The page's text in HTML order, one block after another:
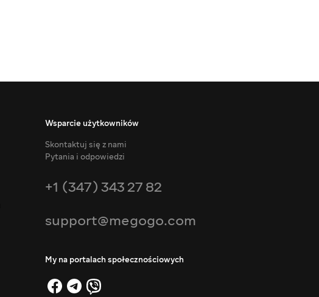
Wsparcie użytkowników
Skontaktuj się z nami
Pytania i odpowiedzi
+1 (347) 343 27 82
support@megogo.com
My na portalach społecznościowych